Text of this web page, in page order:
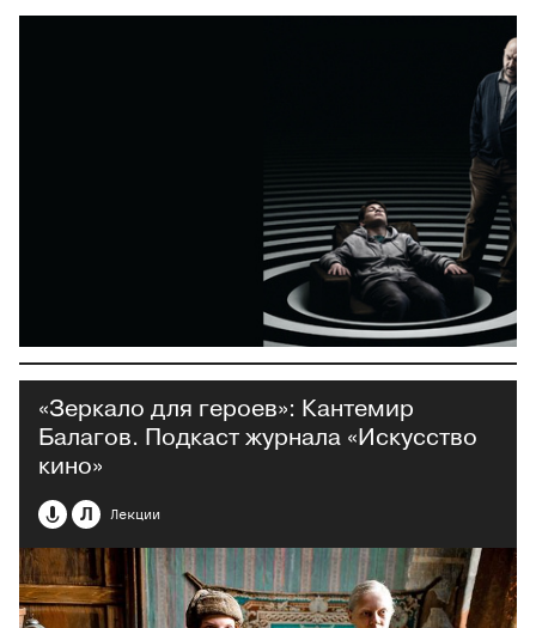
«Зеркало для героев»: Кантемир
Балагов. Подкаст журнала «Искусство
кино»
Л Лекции